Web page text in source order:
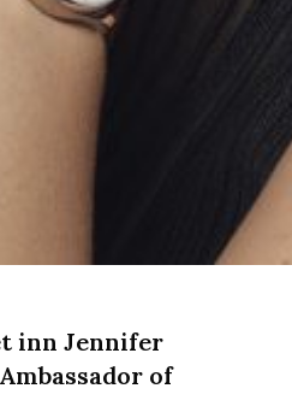
inn Jennifer
of